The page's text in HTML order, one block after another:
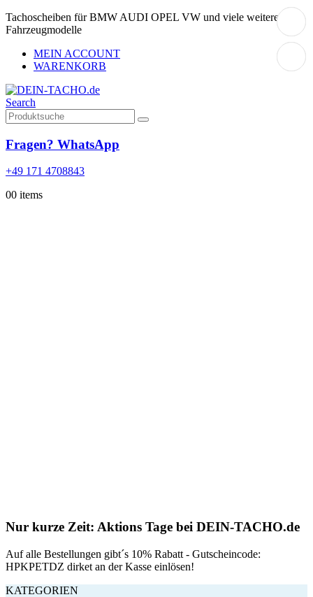
Tachoscheiben für BMW AUDI OPEL VW und viele weitere
Fahrzeugmodelle
MEIN ACCOUNT
WARENKORB
Search
Fragen? WhatsApp
+49 171 4708843
00 items
Nur kurze Zeit: Aktions Tage bei DEIN-TACHO.de
Auf alle Bestellungen gibt´s 10% Rabatt - Gutscheincode:
HPKPETDZ dirket an der Kasse einlösen!
KATEGORIEN